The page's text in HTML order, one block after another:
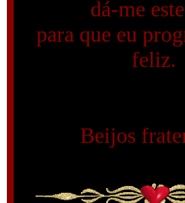
dá-me
para que eu
feliz.
Beijos